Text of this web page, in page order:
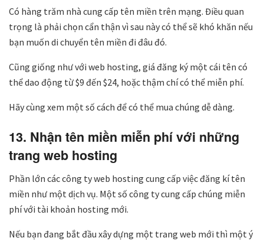
Có hàng trăm nhà cung cấp tên miền trên mạng. Điều quan
trọng là phải chọn cẩn thận vì sau này có thể sẽ khó khăn nếu
bạn muốn di chuyển tên miền đi đâu đó.
Cũng giống như với web hosting, giá đăng ký một cái tên có
thể dao động từ $9 đến $24, hoặc thậm chí có thể miễn phí.
Hãy cùng xem một số cách để có thể mua chúng dễ dàng.
13. Nhận tên miền miễn phí với những
trang web hosting
Phần lớn các công ty web hosting cung cấp việc đăng kí tên
miền như một dịch vụ. Một số công ty cung cấp chúng miễn
phí với tài khoản hosting mới.
Nếu bạn đang bắt đầu xây dựng một trang web mới thì một ý